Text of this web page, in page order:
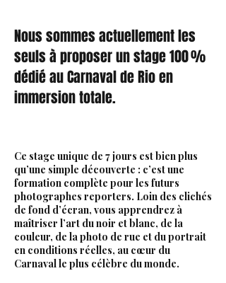
Nous sommes actuellement les
seuls à proposer un stage 100 %
dédié au Carnaval de Rio en
immersion totale.
Ce stage unique de 7 jours est bien plus
qu’une simple découverte : c’est une
formation complète pour les futurs
photographes reporters. Loin des clichés
de fond d’écran, vous apprendrez à
maîtriser l’art du noir et blanc, de la
couleur, de la photo de rue et du portrait
en conditions réelles, au cœur du
Carnaval le plus célèbre du monde.